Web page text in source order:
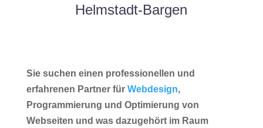
Helmstadt-Bargen
Sie suchen einen professionellen und
erfahrenen Partner für Webdesign,
Programmierung und Optimierung von
Webseiten und was dazugehört im Raum